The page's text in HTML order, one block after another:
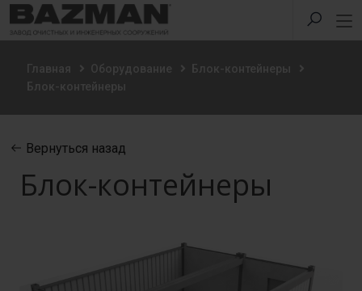
Главная Оборудование
Блок-контейнеры
Блок-контейнеры
Вернуться назад
Блок-контейнеры